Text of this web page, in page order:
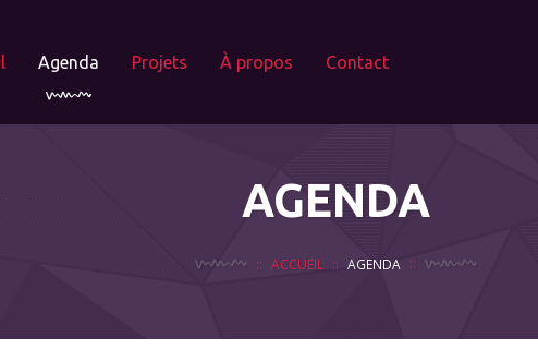
Agenda Projets À propos Contact
AGENDA
ACCUEIL AGENDA